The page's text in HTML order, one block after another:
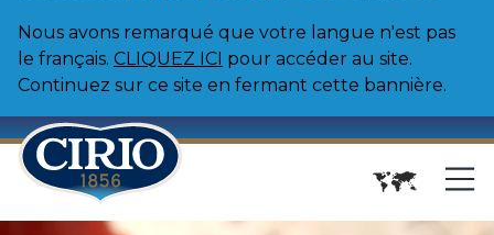
Nous avons remarqué que votre langue n'est pas
le français. CLIQUEZ ICI pour accéder au site.
Continuez sur ce site en fermant cette bannière.